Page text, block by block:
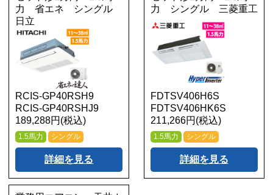
力 省エネ シングル
日立
RCIS-GP40RSH9
RCIS-GP40RSHJ9
189,288円(税込)
1.5馬力 シングル
詳細を見る
力 シングル 三菱重工
FDTSV406H6S
FDTSV406HK6S
211,266円(税込)
1.5馬力 シングル
詳細を見る